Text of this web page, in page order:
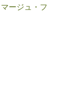
ージュ・フ